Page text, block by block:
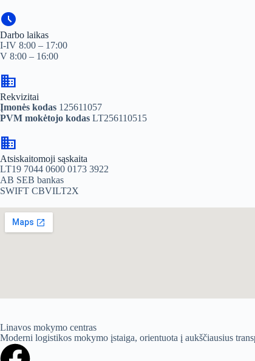
schedule
Darbo laikas
I-IV 8:00 – 17:00
V 8:00 – 16:00
domain
Rekvizitai
Įmonės kodas 125611057
PVM mokėtojo kodas LT256110515
domain
Atsiskaitomoji sąskaita
LT19 7044 0600 0173 3922
AB SEB bankas
SWIFT CBVILT2X
Linavos mokymo centras
Moderni logistikos mokymo įstaiga, orientuota į aukščiausius